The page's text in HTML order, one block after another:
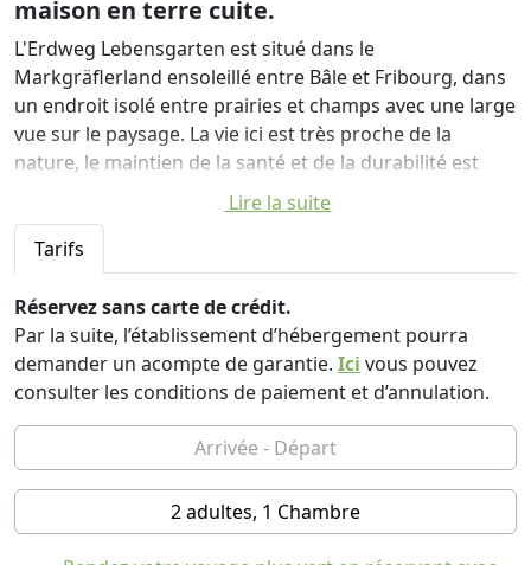
maison en terre cuite.
L'Erdweg Lebensgarten est situé dans le
Markgräflerland ensoleillé entre Bâle et Fribourg, dans
un endroit isolé entre prairies et champs avec une large
vue sur le paysage. La vie ici est très proche de la
nature, le maintien de la santé et de la durabilité est
Attention : notre règlement intérieur est spécifique et
ne convient pas à tout le monde. Notre maison et notre
terrain sont sans nicotine ni drogue, veuillez ne cuisiner
que des repas végétariens et il n'y a pas de WiFi
disponible.
Nous vous remercions de votre compréhension et
souhaitons à tous les hôtes qui souhaitent passer des
agréable dans notre oasis de vie.
L'appartement d'invités se trouve à l'étage supérieur de
la maison. Si vous le souhaitez, deux chambres simples
supplémentaires peuvent être réservées dans cet
Lire la suite
Tarifs
Réservez sans carte de crédit.
Par la suite, l’établissement d’hébergement pourra
demander un acompte de garantie. Ici vous pouvez
consulter les conditions de paiement et d’annulation.
2 adultes, 1 Chambre